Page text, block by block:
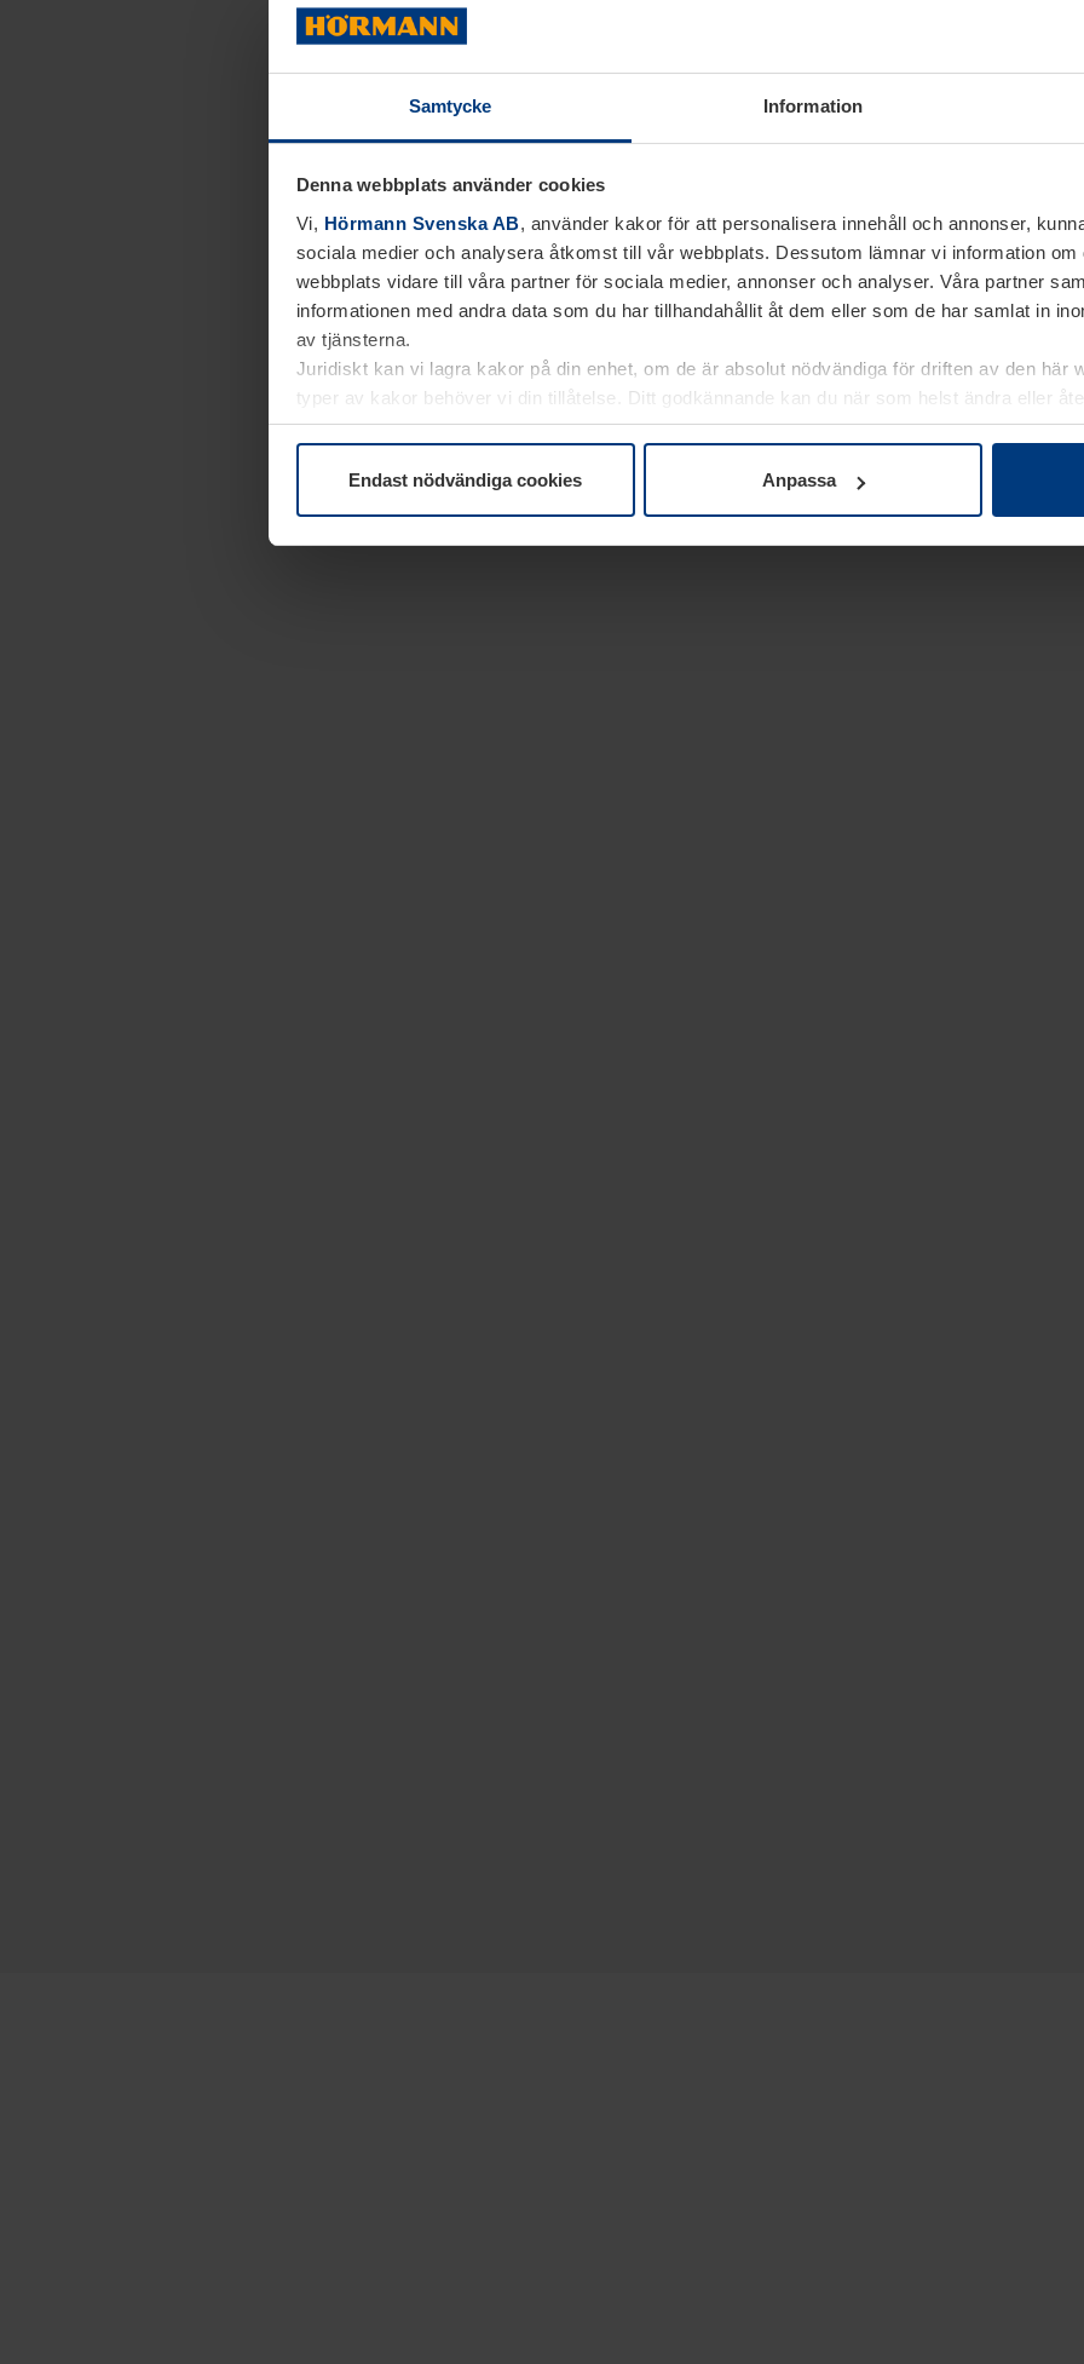
Samtycke Information
Denna webbplats använder cookies
Vi, Hörmann Svenska AB, använder kakor för att personalisera innehåll och annonser,
sociala medier och analysera åtkomst till vår webbplats. Dessutom lämnar vi information om
webbplats vidare till våra partner för sociala medier, annonser och analyser. Våra partner
informationen med andra data som du har tillhandahållit åt dem eller som de har samlat in
av tjänsterna.
Juridiskt kan vi lagra kakor på din enhet, om de är absolut nödvändiga för driften av den här
typer av kakor behöver vi din tillåtelse. Ditt godkännande kan du när som helst ändra eller
kakor underDataskyddsförklaringpå vår webbplats.
Endast nödvändiga cookies Anpassa